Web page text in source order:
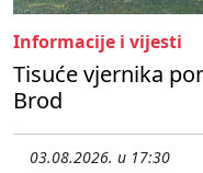
Informacije i vijesti
Tisuće vjernika
Brod
03.08.2026. u 17:30